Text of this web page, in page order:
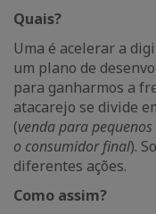
Quais?
Uma é acelerar a
um plano de
para ganharmos a
atacarejo se divide
(venda para
o consumidor final).
diferentes ações.
Como assim?